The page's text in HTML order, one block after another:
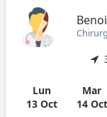
Lun
13 Oct
Mar
14 Oct